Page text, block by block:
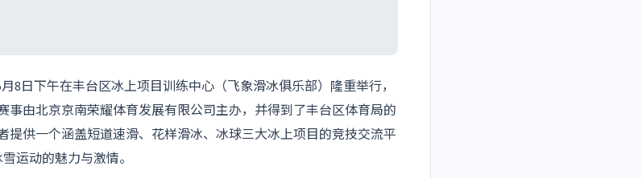
8日下午在丰台区冰上项目训练中心（飞象滑冰俱乐部）隆重举行，
事由北京京南荣耀体育发展有限公司主办，并得到了丰台区体育局的
提供一个涵盖短道速滑、花样滑冰、冰球三大冰上项目的竞技交流平
运动的魅力与激情。